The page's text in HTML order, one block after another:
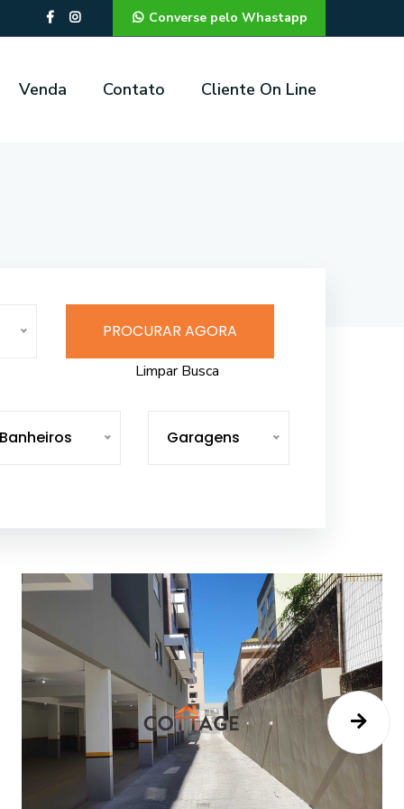
Converse pelo Whastapp
Venda Contato Cliente On Line
PROCURAR AGORA
Limpar Busca
Garagens